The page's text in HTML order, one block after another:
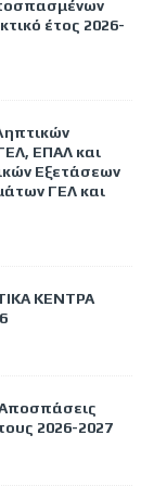
έτος 2026-
ΕΠΑΛ και
Εξετάσεων
ΓΕΛ και
ΚΕΝΤΡΑ
2026-2027